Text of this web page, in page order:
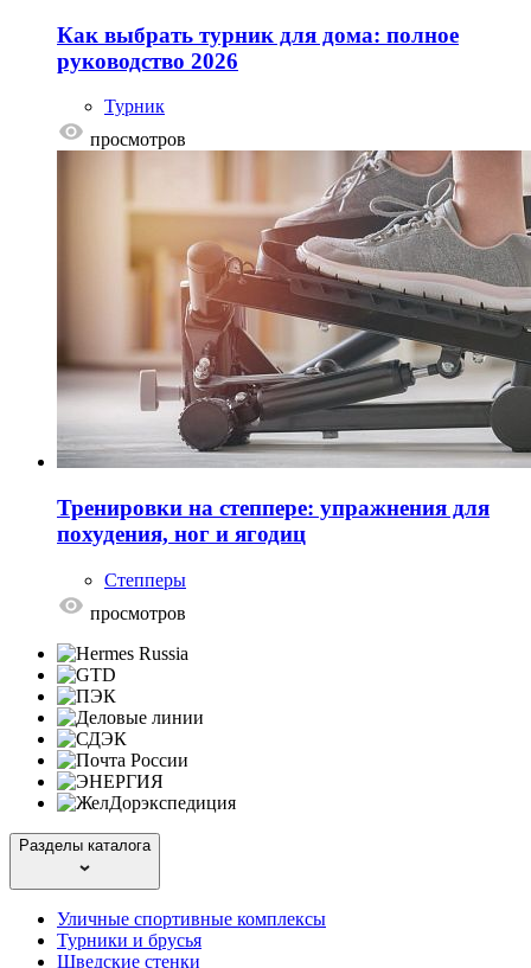
Как выбрать турник для дома: полное
руководство 2026
Турник
просмотров
Тренировки на степпере: упражнения для
похудения, ног и ягодиц
Степперы
просмотров
Разделы каталога
Уличные спортивные комплексы
Турники и брусья
Шведские стенки